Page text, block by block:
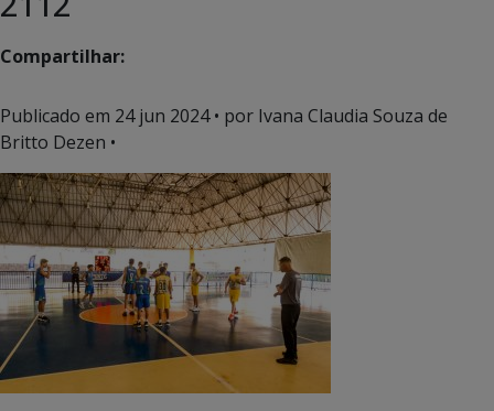
Compartilhar:
Publicado em 24 jun 2024• por Ivana Claudia Souza de
Britto Dezen •